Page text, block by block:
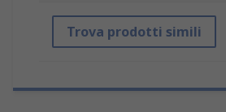
Trova prodotti simili